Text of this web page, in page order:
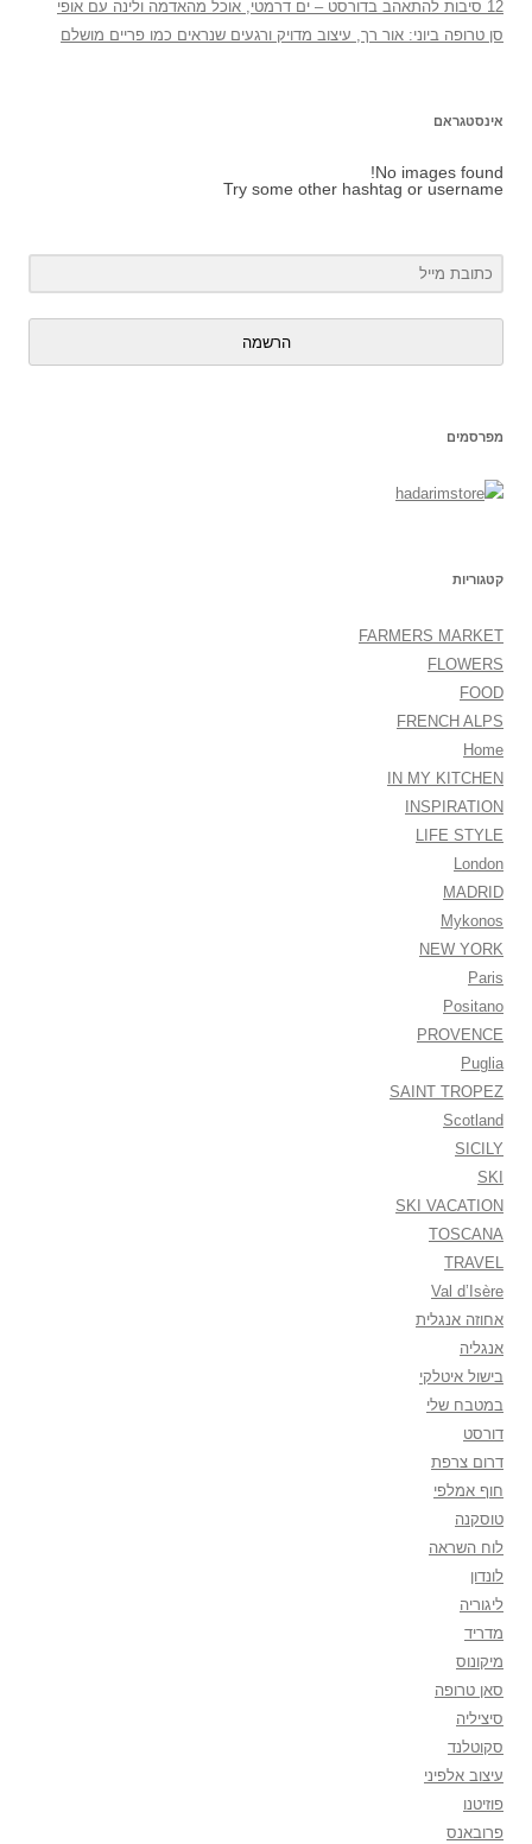
12 סיבות להתאהב בדורסט – ים דרמטי, אוכל מהאדמה ולינה עם אופי
סן טרופה ביוני: אור רך, עיצוב מדויק ורגעים שנראים כמו פריים מושלם
אינסטגראם
No images found!
Try some other hashtag or username
הרשמה
מפרסמים
קטגוריות
FARMERS MARKET
FLOWERS
FOOD
FRENCH ALPS
Home
IN MY KITCHEN
INSPIRATION
LIFE STYLE
London
MADRID
Mykonos
NEW YORK
Paris
Positano
PROVENCE
Puglia
SAINT TROPEZ
Scotland
SICILY
SKI
SKI VACATION
TOSCANA
TRAVEL
Val d’Isère
אחוזה אנגלית
אנגליה
בישול איטלקי
במטבח שלי
דורסט
דרום צרפת
חוף אמלפי
טוסקנה
לוח השראה
לונדון
ליגוריה
מדריד
מיקונוס
סאן טרופה
סיציליה
סקוטלנד
עיצוב אלפיני
פוזיטנו
פרובאנס